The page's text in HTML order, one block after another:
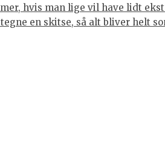
hvis man lige vil have lidt
en skitse, så alt bliver helt